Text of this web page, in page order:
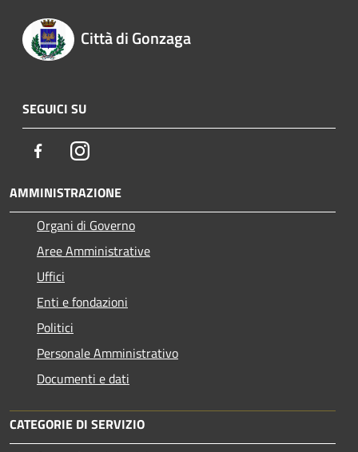
Città di Gonzaga
SEGUICI SU
FacebookInstagram
AMMINISTRAZIONE
Organi di Governo
Aree Amministrative
Uffici
Enti e fondazioni
Politici
Personale Amministrativo
Documenti e dati
CATEGORIE DI SERVIZIO